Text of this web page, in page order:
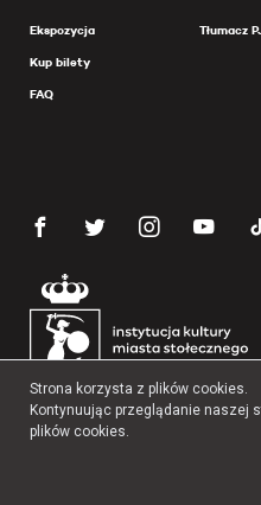
Ekspozycja
Kup bilety
FAQ
Tłumacz
Copyright 2026
Strona korzysta z plików cookies.
Kontynuując przeglądanie naszej
plików cookies.